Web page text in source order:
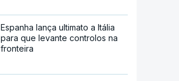
Espanha lança ultimato a Itália
para que levante controlos na
fronteira